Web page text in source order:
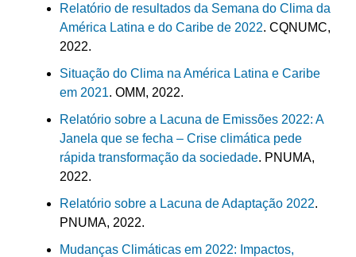
Relatório de resultados da Semana do Clima da
América Latina e do Caribe de 2022. CQNUMC,
2022.
Situação do Clima na América Latina e Caribe
em 2021. OMM, 2022.
Relatório sobre a Lacuna de Emissões 2022: A
Janela que se fecha – Crise climática pede
rápida transformação da sociedade. PNUMA,
2022.
Relatório sobre a Lacuna de Adaptação 2022.
PNUMA, 2022.
Mudanças Climáticas em 2022: Impactos,